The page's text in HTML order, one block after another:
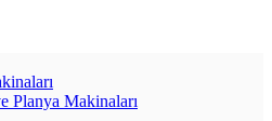
Planya Makinaları